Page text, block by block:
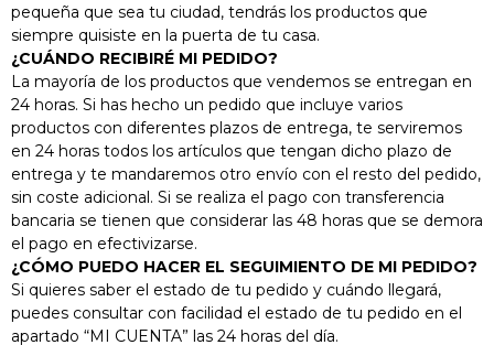
pequeña que sea tu ciudad, tendrás los productos que
siempre quisiste en la puerta de tu casa.
¿CUÁNDO RECIBIRÉ MI PEDIDO?
La mayoría de los productos que vendemos se entregan en
24 horas. Si has hecho un pedido que incluye varios
productos con diferentes plazos de entrega, te serviremos
en 24 horas todos los artículos que tengan dicho plazo de
entrega y te mandaremos otro envío con el resto del pedido,
sin coste adicional. Si se realiza el pago con transferencia
bancaria se tienen que considerar las 48 horas que se demora
el pago en efectivizarse.
¿CÓMO PUEDO HACER EL SEGUIMIENTO DE MI PEDIDO?
Si quieres saber el estado de tu pedido y cuándo llegará,
puedes consultar con facilidad el estado de tu pedido en el
apartado “MI CUENTA” las 24 horas del día.
SET
INDUCCIÓN
El Set De 9
Piezas De Acero